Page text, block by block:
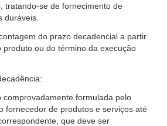
tratando-se de fornecimento de
duráveis.
do prazo decadencial a partir
produto ou do término da execução
comprovadamente formulada pelo
fornecedor de produtos e serviços até
que deve ser